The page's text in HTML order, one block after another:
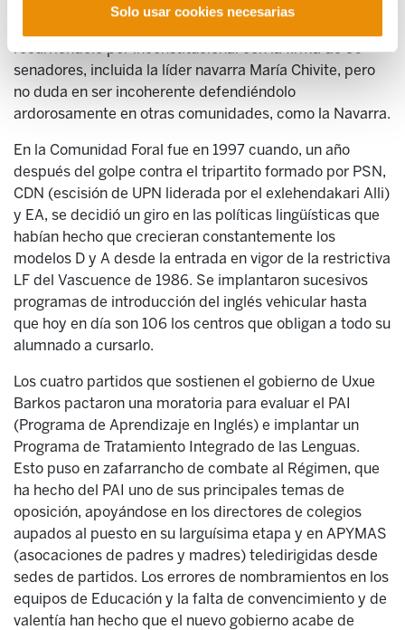
Solo usar cookies necesarias
una vez en el gobierno tiene tentaciones de continuar. EL
recurriéndolo por inconstitucional con la firma de 50
senadores, incluida la líder navarra María Chivite, pero
no duda en ser incoherente defendiéndolo
ardorosamente en otras comunidades, como la Navarra.
En la Comunidad Foral fue en 1997 cuando, un año
después del golpe contra el tripartito formado por PSN,
CDN (escisión de UPN liderada por el exlehendakari Alli)
y EA, se decidió un giro en las políticas lingüísticas que
habían hecho que crecieran constantemente los
modelos D y A desde la entrada en vigor de la restrictiva
LF del Vascuence de 1986. Se implantaron sucesivos
programas de introducción del inglés vehicular hasta
que hoy en día son 106 los centros que obligan a todo su
alumnado a cursarlo.
Los cuatro partidos que sostienen el gobierno de Uxue
Barkos pactaron una moratoria para evaluar el PAI
(Programa de Aprendizaje en Inglés) e implantar un
Programa de Tratamiento Integrado de las Lenguas.
Esto puso en zafarrancho de combate al Régimen, que
ha hecho del PAI uno de sus principales temas de
oposición, apoyándose en los directores de colegios
aupados al puesto en su larguísima etapa y en APYMAS
(asocaciones de padres y madres) teledirigidas desde
sedes de partidos. Los errores de nombramientos en los
equipos de Educación y la falta de convencimiento y de
valentía han hecho que el nuevo gobierno acabe de